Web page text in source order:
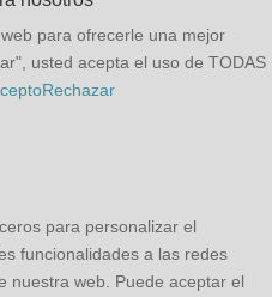
para ofrecerle una mejor
usted acepta el uso de TODAS
Rechazar
para personalizar el
funcionalidades a las redes
nuestra web. Puede aceptar el